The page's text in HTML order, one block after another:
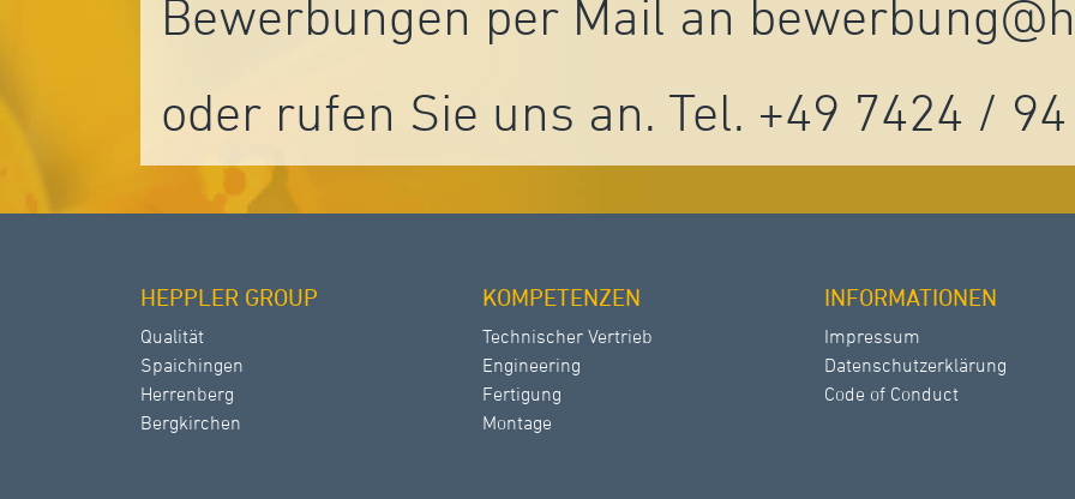
Bewerbungen per Mail an
oder rufen Sie uns an. Tel. +49 7424 /
HEPPLER GROUP
Qualität
Spaichingen
Herrenberg
Bergkirchen
KOMPETENZEN
Technischer Vertrieb
Engineering
Fertigung
Montage
INFORMATIONEN
Impressum
Datenschutzerklärung
Code of Conduct